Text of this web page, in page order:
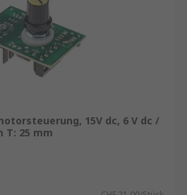
Bestelluhrzeit für
am nächsten Werktag
für eine
Sie auf der
Manager.
relevante Produkte für
15V dc, 6 V dc /
T: 25 mm